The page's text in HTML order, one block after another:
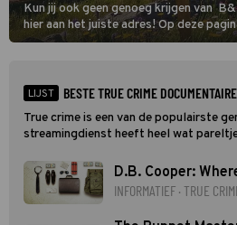
Kun jij ook geen genoeg krijgen van
hier aan het juiste adres! Op deze
de hoogte van al het nieuws over de
LIJST BESTE TRUE CRIME
True crime is een van de populairste
streamingdienst heeft heel wat
D.B. Cooper:
INFORMATIEF · TRUE